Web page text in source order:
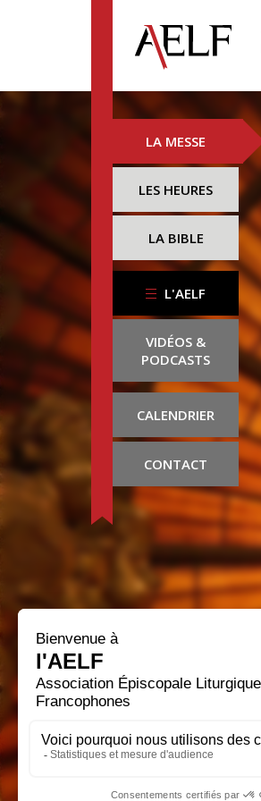
LA MESSE
LES HEURES
LA BIBLE
L'AELF
VIDÉOS &
PODCASTS
CALENDRIER
CONTACT